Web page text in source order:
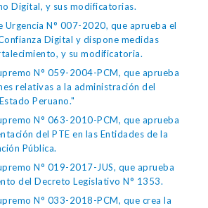
Digital, y sus modificatorias.
Urgencia N° 007-2020, que aprueba el
Digital y dispone medidas
y su modificatoria.
N° 059-2004-PCM, que aprueba
relativas a la administración del
Peruano."
N° 063-2010-PCM, que aprueba
del PTE en las Entidades de la
Pública.
N° 019-2017-JUS, que aprueba
del Decreto Legislativo N° 1353.
N° 033-2018-PCM, que crea la